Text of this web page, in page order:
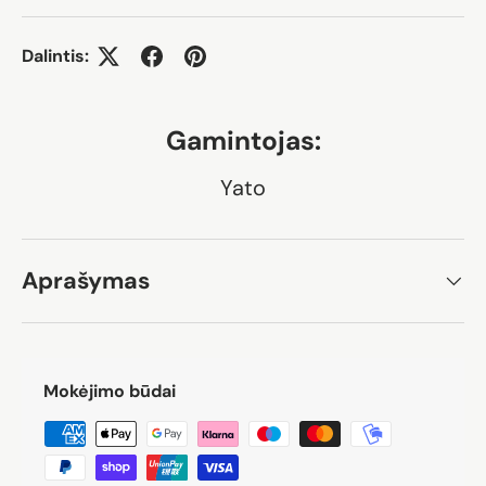
Dalintis:
Gamintojas:
Yato
Aprašymas
Mokėjimo būdai